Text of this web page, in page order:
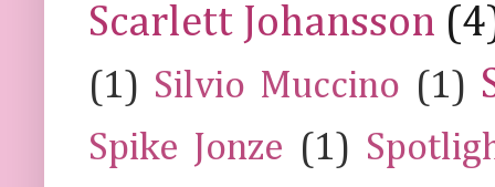
Scarlett Johansson
(1) Silvio Muccino (1)
Spike Jonze (1)